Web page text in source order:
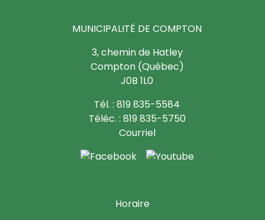
MUNICIPALITÉ DE COMPTON
3, chemin de Hatley
Compton (Québec)
J0B 1L0
Tél. : 819 835-5584
Téléc. : 819 835-5750
Courriel
Horaire